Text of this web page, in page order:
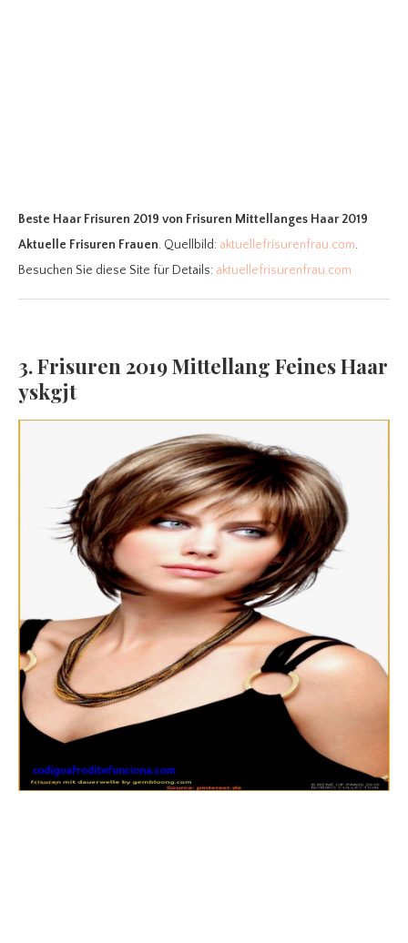
Beste Haar Frisuren 2019 von Frisuren Mittellanges Haar 2019
Aktuelle Frisuren Frauen. Quellbild: aktuellefrisurenfrau.com.
Besuchen Sie diese Site für Details: aktuellefrisurenfrau.com
3. Frisuren 2019 Mittellang Feines Haar
yskgjt